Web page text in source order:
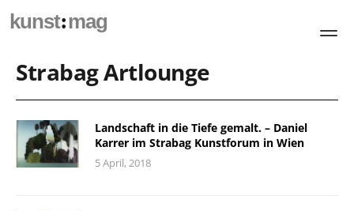
kunst:mag
Strabag Artlounge
Landschaft in die Tiefe gemalt. – Daniel
Karrer im Strabag Kunstforum in Wien
5 April, 2018